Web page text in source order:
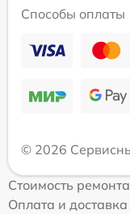
Способы оплаты
© 2026
Стоимость ремонта
Оплата и доставка